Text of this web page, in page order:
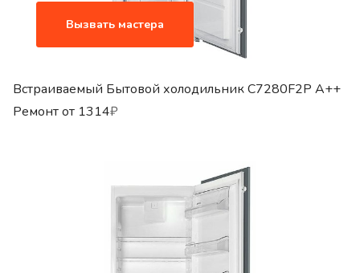
Вызвать мастера
Встраиваемый Бытовой холодильник C7280F2P A++
Ремонт от 1314₽